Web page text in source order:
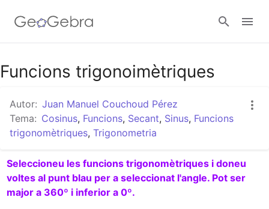
Google Classroom
Aula GeoGebra
Funcions trigonoimètriques
Autor: Juan Manuel Couchoud Pérez
Tema: Cosinus, Funcions, Secant, Sinus, Funcions
trigonomètriques, Trigonometria
Seleccioneu les funcions trigonomètriques i doneu
voltes al punt blau per a seleccionat l'angle. Pot ser
major a 360º i inferior a 0º.